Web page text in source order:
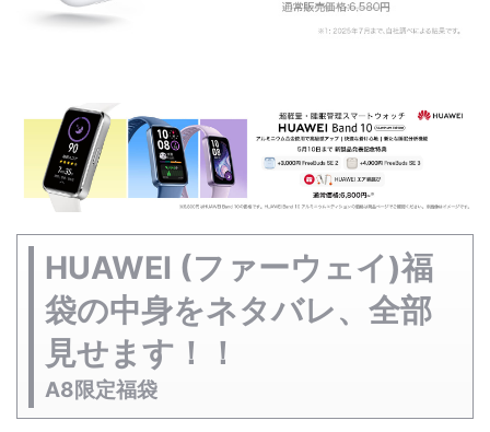
HUAWEI (ファーウェイ)福
袋の中身をネタバレ、全部
見せます！！
A8限定福袋